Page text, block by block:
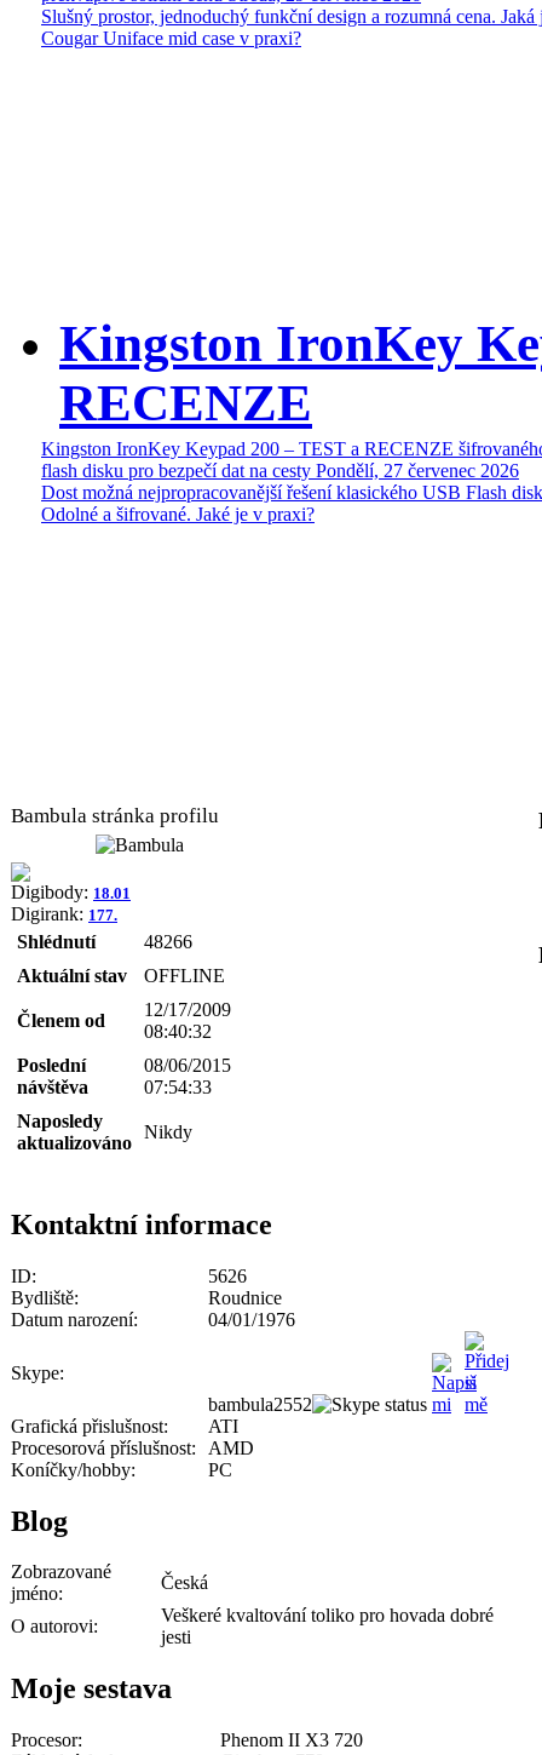
Slušný prostor, jednoduchý funkční design a rozumná cena. Jaká
Cougar Uniface mid case v praxi?
Kingston IronKey
RECENZE
Kingston IronKey Keypad 200 – TEST a RECENZE
flash disku pro bezpečí dat na cesty Pondělí, 27 červenec 2026
Dost možná nejpropracovanější řešení klasického USB Flash
Odolné a šifrované. Jaké je v praxi?
Bambula stránka profilu
Digibody: 18.01
Digirank: 177.
Shlédnutí
48266
Aktuální stav
OFFLINE
Členem od
12/17/2009
08:40:32
Poslední
návštěva
08/06/2015
07:54:33
Naposledy
aktualizováno
Nikdy
Kontaktní informace
ID:
5626
Bydliště:
Roudnice
Datum narození:
04/01/1976
Skype:
bambula2552
Grafická přislušnost:
ATI
Procesorová příslušnost:
AMD
Koníčky/hobby:
PC
Blog
Zobrazované
jméno:
Česká
O autorovi:
Veškeré kvaltování toliko pro hovada dobré
jesti
Moje sestava
Procesor:
Phenom II X3 720